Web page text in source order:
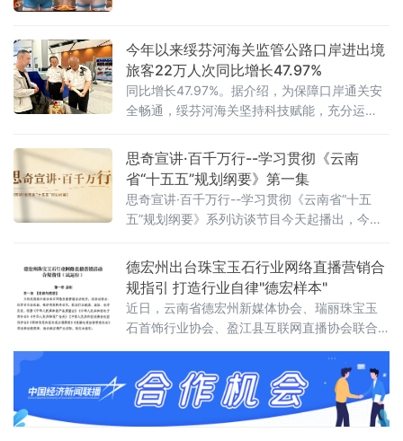
让市民、游客、俄罗斯友人一站式吃遍中俄，
畅玩遛娃、选购好物。
今年以来绥芬河海关监管公路口岸进出境
旅客22万人次同比增长47.97%
同比增长47.97%。据介绍，为保障口岸通关安
全畅通，绥芬河海关坚持科技赋能，充分运
速锁定高风险行李物品，结合人工开
思奇宣讲·百千万行--学习贯彻《云南
省“十五五”规划纲要》第一集
思奇宣讲·百千万行--学习贯彻《云南省“十五
五”规划纲要》系列访谈节目今天起播出，今天
德宏州出台珠宝玉石行业网络直播营销合
规指引 打造行业自律"德宏样本"
近日，云南省德宏州新媒体协会、瑞丽珠宝玉
石首饰行业协会、盈江县互联网直播协会联合
发布《德宏州珠宝玉石行业网络直播营销活动
合规指引（试运行）》。这是云南省内首个针
对珠宝玉石直播行业的系统性自律规范，标志
着德宏珠宝玉石产业在规范化、法治化道路上
迈出重要一步。